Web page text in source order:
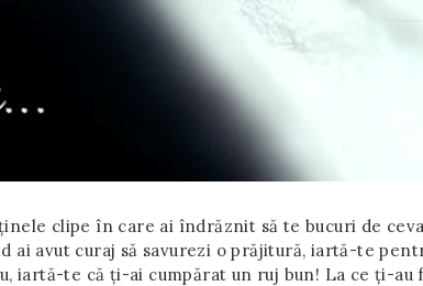
clipe în care ai îndrăznit să te bucuri de
ai avut curaj să savurezi o prăjitură, iartă-te
iartă-te că ți-ai cumpărat un ruj bun! La ce ți-